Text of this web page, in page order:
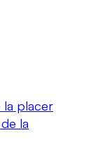
la placer
la